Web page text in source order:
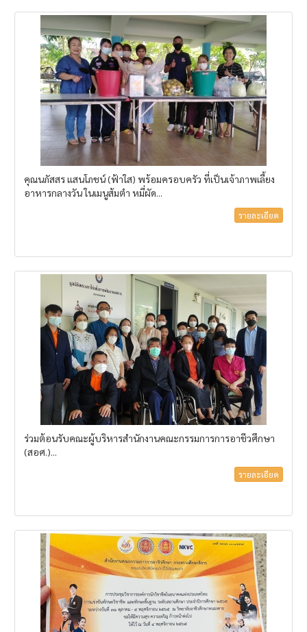
คุณนภัสสร​ แสนโภชน์​ (ฟ้าใส)​ พร้อมครอบครัว ที่เป็นเจ้าภาพเลี้ยง
อาหารกลางวัน ในเมนูส้มตำ หมี่ผัด...
รายละเอียด
ร่วมต้อนรับคณะผู้บริหารสำนักงานคณะกรรมการการอาชีวศึกษา
(สอศ.)...
รายละเอียด